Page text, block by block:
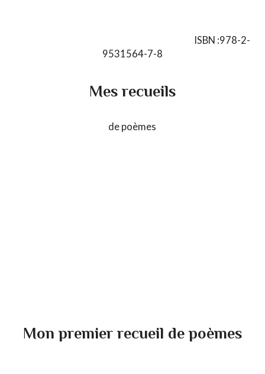
ISBN :978-2-
9531564-7-8
Mes recueils
de poèmes
Mon premier recueil de poèmes